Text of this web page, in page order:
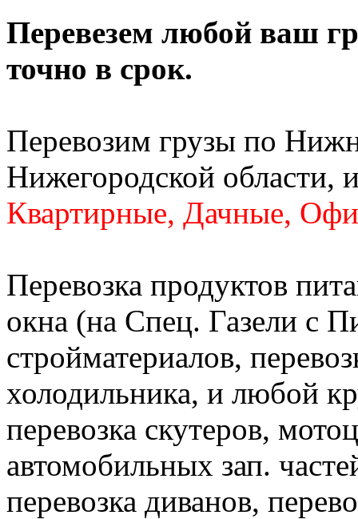
Перевезем любой ваш
точно в срок.
Перевозим грузы по
Нижегородской области,
Квартирные, Дачные,
Перевозка продуктов
окна (на Спец. Газели с
стройматериалов,
холодильника, и любой
перевозка скутеров,
автомобильных зап.
перевозка диванов,